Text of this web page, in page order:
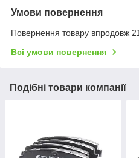
Умови повернення
Повернення товару впродовж
Всі умови повернення
Подібні товари компанії